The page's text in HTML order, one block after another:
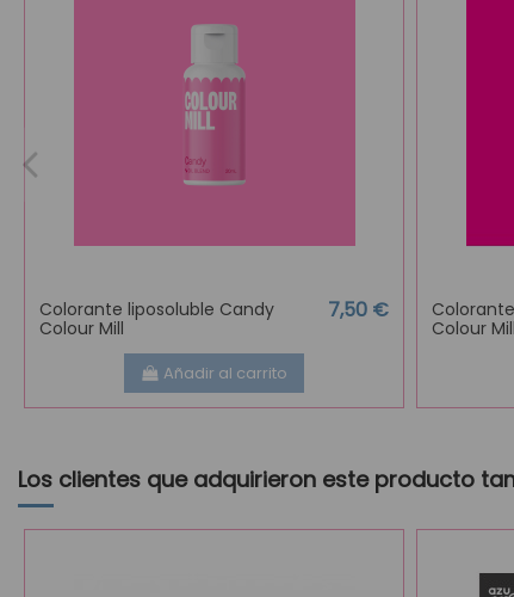
Colorante liposoluble Candy
Colour Mill
7,50 €
Añadir al carrito
Colour Mill
Los clientes que adquirieron este producto